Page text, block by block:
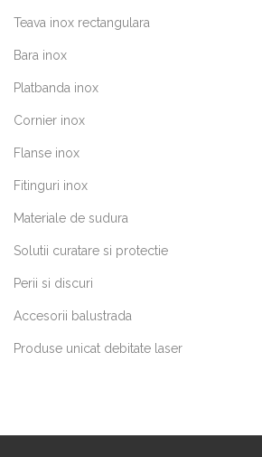
Teava inox rectangulara
Bara inox
Platbanda inox
Cornier inox
Flanse inox
Fitinguri inox
Materiale de sudura
Solutii curatare si protectie
Perii si discuri
Accesorii balustrada
Produse unicat debitate laser